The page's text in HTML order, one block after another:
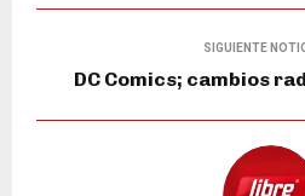
SIGUIENTE
DC Comics; cambios